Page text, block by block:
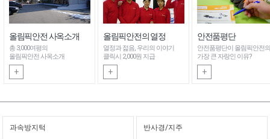
올림픽안전 사옥소개
총 3,000여평의
올림픽안전 사옥소개
+
올림픽안전의 열정
열정과 젊음, 우리의 이야기
클릭시 2,000원 지급
+
안전품평단
안전품평단이 올림픽안전의
가장 큰 자랑인 이유?
+
과속방지턱 반사경/지주